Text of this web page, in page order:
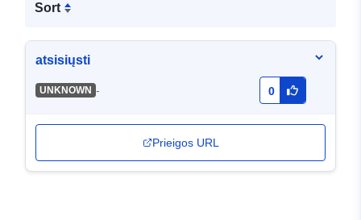
Sort
atsisiųsti
UNKNOWN - 0
Prieigos URL